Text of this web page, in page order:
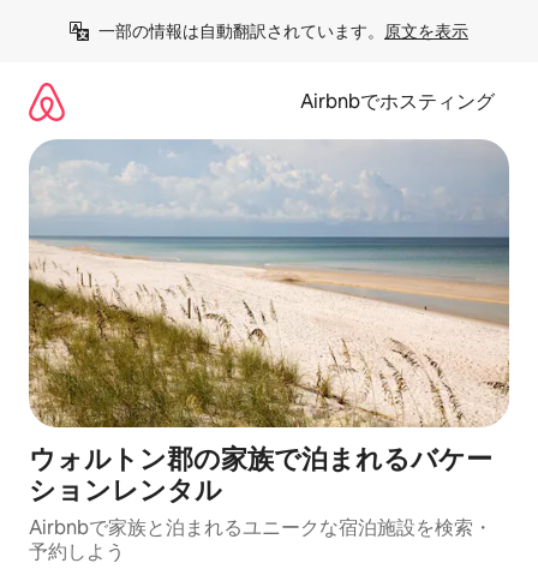
一部の情報は自動翻訳されています。 原文を表示
Airbnbでホスティング
ウォルトン郡の家族で泊まれるバケー
ションレンタル
Airbnbで家族と泊まれるユニークな宿泊施設を検索・
予約しよう